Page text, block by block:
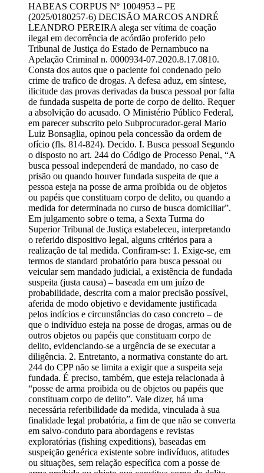
HABEAS CORPUS Nº 1004953 – PE
(2025/0180257-6) DECISÃO MARCOS ANDRÉ
LEANDRO PEREIRA alega ser vítima de coação
ilegal em decorrência de acórdão proferido pelo
Tribunal de Justiça do Estado de Pernambuco na
Apelação Criminal n. 0000934-07.2020.8.17.0810.
Consta dos autos que o paciente foi condenado pelo
crime de trafico de drogas. A defesa aduz, em síntese,
ilicitude das provas derivadas da busca pessoal por falta
de fundada suspeita de porte de corpo de delito. Requer
a absolvição do acusado. O Ministério Público Federal,
em parecer subscrito pelo Subprocurador-geral Mario
Luiz Bonsaglia, opinou pela concessão da ordem de
ofício (fls. 814-824). Decido. I. Busca pessoal Segundo
o disposto no art. 244 do Código de Processo Penal, “A
busca pessoal independerá de mandado, no caso de
prisão ou quando houver fundada suspeita de que a
pessoa esteja na posse de arma proibida ou de objetos
ou papéis que constituam corpo de delito, ou quando a
medida for determinada no curso de busca domiciliar”.
Em julgamento sobre o tema, a Sexta Turma do
Superior Tribunal de Justiça estabeleceu, interpretando
o referido dispositivo legal, alguns critérios para a
realização de tal medida. Confiram-se: 1. Exige-se, em
termos de standard probatório para busca pessoal ou
veicular sem mandado judicial, a existência de fundada
suspeita (justa causa) – baseada em um juízo de
probabilidade, descrita com a maior precisão possível,
aferida de modo objetivo e devidamente justificada
pelos indícios e circunstâncias do caso concreto – de
que o indivíduo esteja na posse de drogas, armas ou de
outros objetos ou papéis que constituam corpo de
delito, evidenciando-se a urgência de se executar a
diligência. 2. Entretanto, a normativa constante do art.
244 do CPP não se limita a exigir que a suspeita seja
fundada. É preciso, também, que esteja relacionada à
“posse de arma proibida ou de objetos ou papéis que
constituam corpo de delito”. Vale dizer, há uma
necessária referibilidade da medida, vinculada à sua
finalidade legal probatória, a fim de que não se converta
em salvo-conduto para abordagens e revistas
exploratórias (fishing expeditions), baseadas em
suspeição genérica existente sobre indivíduos, atitudes
ou situações, sem relação específica com a posse de